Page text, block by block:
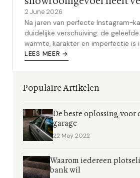
2 June 2026
Na jaren van perfecte Instagram-
duidelijke verschuiving: de
warmte, karakter en imperfectie is
Zo doe je het zelf.
LEES MEER →
Populaire Artikelen
De beste oplossing voor
garage
22 May 2022
Waarom iedereen
bank wil